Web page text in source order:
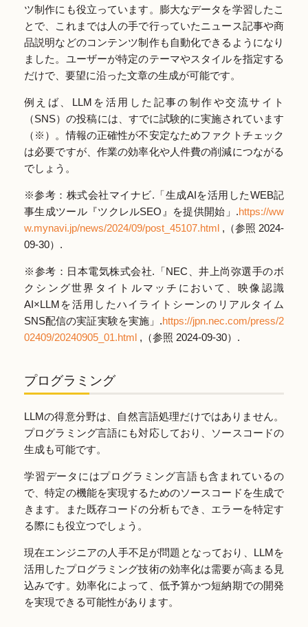
ツ制作にも役立っています。膨大なデータを学習したこ
とで、これまでは人の手で行っていたニュース記事や商
品説明などのコンテンツ制作も自動化できるようになり
ました。ユーザーが特定のテーマやスタイルを指定する
だけで、要望に沿った文章の生成が可能です。
例えば、LLMを活用した記事の制作や交流サイト
（SNS）の投稿には、すでに試験的に実施されています
（※）。情報の正確性が不安定なためファクトチェック
は必要ですが、作業の効率化や人件費の削減につながる
でしょう。
※参考：株式会社マイナビ.「生成AIを活用したWEB記
事生成ツール『ツクレルSEO』を提供開始」.https://ww
w.mynavi.jp/news/2024/09/post_45107.html ,（参照 2024-
09-30）.
※参考：日本電気株式会社.「NEC、井上尚弥選手のボ
クシング世界タイトルマッチにおいて、映像認識
AI×LLMを活用したハイライトシーンのリアルタイム
SNS配信の実証実験を実施」.https://jpn.nec.com/press/2
02409/20240905_01.html ,（参照 2024-09-30）.
プログラミング
LLMの得意分野は、自然言語処理だけではありません。
プログラミング言語にも対応しており、ソースコードの
生成も可能です。
学習データにはプログラミング言語も含まれているの
で、特定の機能を実現するためのソースコードを生成で
きます。また既存コードの分析もでき、エラーを特定す
る際にも役立つでしょう。
現在エンジニアの人手不足が問題となっており、LLMを
活用したプログラミング技術の効率化は需要が高まる見
込みです。効率化によって、低予算かつ短納期での開発
を実現できる可能性があります。